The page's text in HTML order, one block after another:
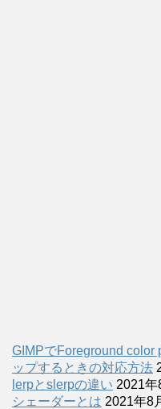
GIMPでForeground color
ップするときの対応方法
lerpとslerpの違い 2021年
シェーダーとは 2021年8